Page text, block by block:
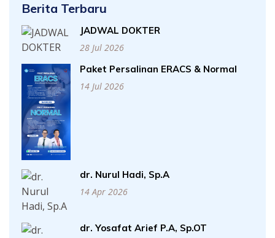
Berita Terbaru
JADWAL DOKTER
28 Jul 2026
Paket Persalinan ERACS & Normal
14 Jul 2026
dr. Nurul Hadi, Sp.A
14 Apr 2026
dr. Yosafat Arief P.A, Sp.OT